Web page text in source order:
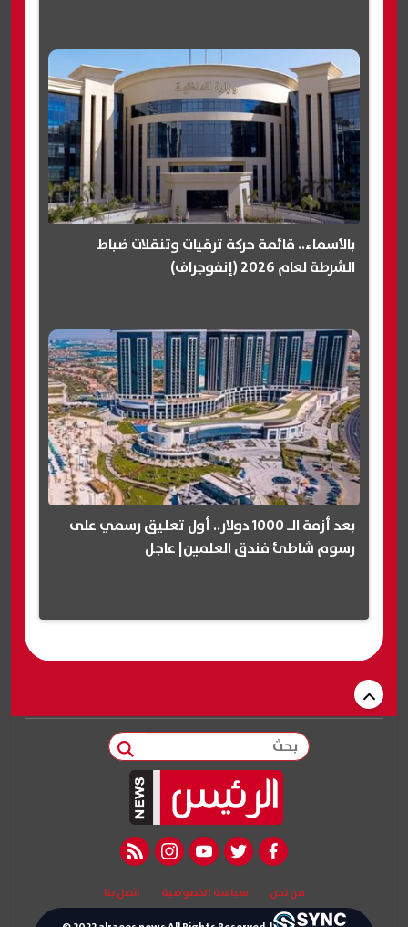
بالأسماء.. قائمة حركة ترقيات وتنقلات ضباط
الشرطة لعام 2026 (إنفوجراف)
بعد أزمة الـ 1000 دولار.. أول تعليق رسمي على
رسوم شاطئ فندق العلمين| عاجل
بحث
facebook
twitter
youtube
instagram
rss feed
من نحن سياسة الخصوصية اتصل بنا